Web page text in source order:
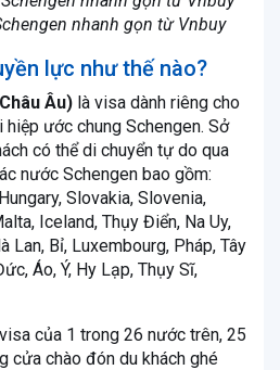
nhanh gọn từ Vnbuy
lực như thế nào?
Âu) là visa dành riêng cho
ước chung Schengen. Sở
có thể di chuyển tự do qua
nước Schengen bao gồm:
Slovakia, Slovenia,
Iceland, Thụy Điển, Na Uy,
Lan, Bỉ, Luxembourg, Pháp, Tây
Áo, Ý, Hy Lạp, Thụy Sĩ,
của 1 trong 26 nước trên, 25
cửa chào đón du khách ghé